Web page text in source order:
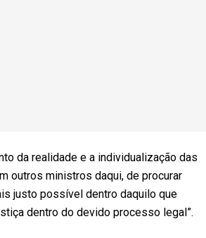
da realidade e a individualização das
outros ministros daqui, de procurar
justo possível dentro daquilo que
dentro do devido processo legal”.